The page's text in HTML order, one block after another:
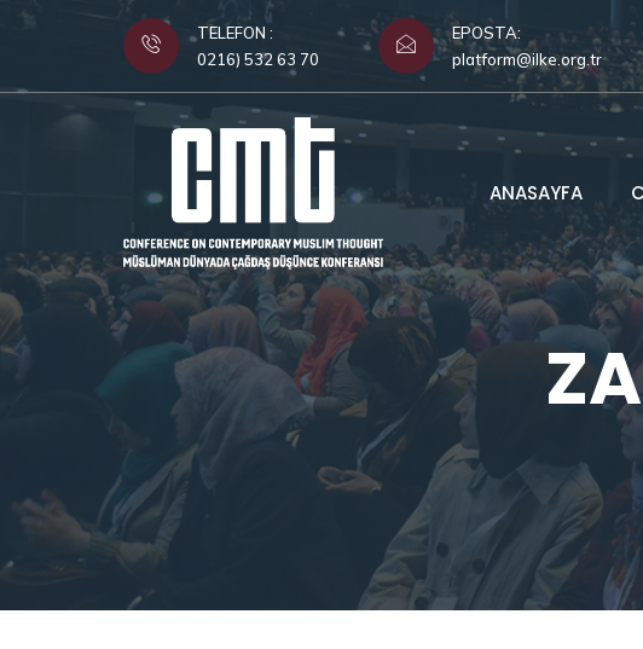
TELEFON :
0216) 532 63 70
EPOSTA:
platform@ilke.org.tr
ANASAYFA